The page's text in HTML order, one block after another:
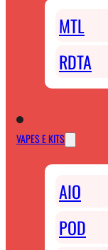
MTL
RDTA
VAPES E KITS
AIO
POD